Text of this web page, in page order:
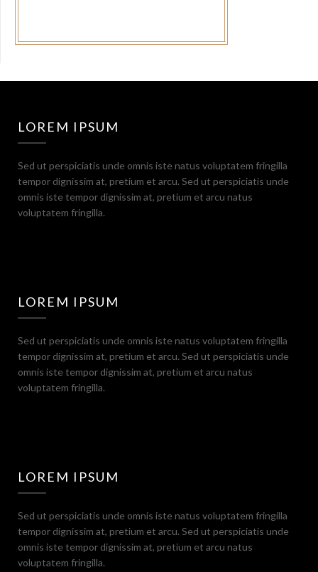
LOREM IPSUM
Sed ut perspiciatis unde omnis iste natus voluptatem fringilla
tempor dignissim at, pretium et arcu. Sed ut perspiciatis unde
omnis iste tempor dignissim at, pretium et arcu natus
voluptatem fringilla.
LOREM IPSUM
Sed ut perspiciatis unde omnis iste natus voluptatem fringilla
tempor dignissim at, pretium et arcu. Sed ut perspiciatis unde
omnis iste tempor dignissim at, pretium et arcu natus
voluptatem fringilla.
LOREM IPSUM
Sed ut perspiciatis unde omnis iste natus voluptatem fringilla
tempor dignissim at, pretium et arcu. Sed ut perspiciatis unde
omnis iste tempor dignissim at, pretium et arcu natus
voluptatem fringilla.